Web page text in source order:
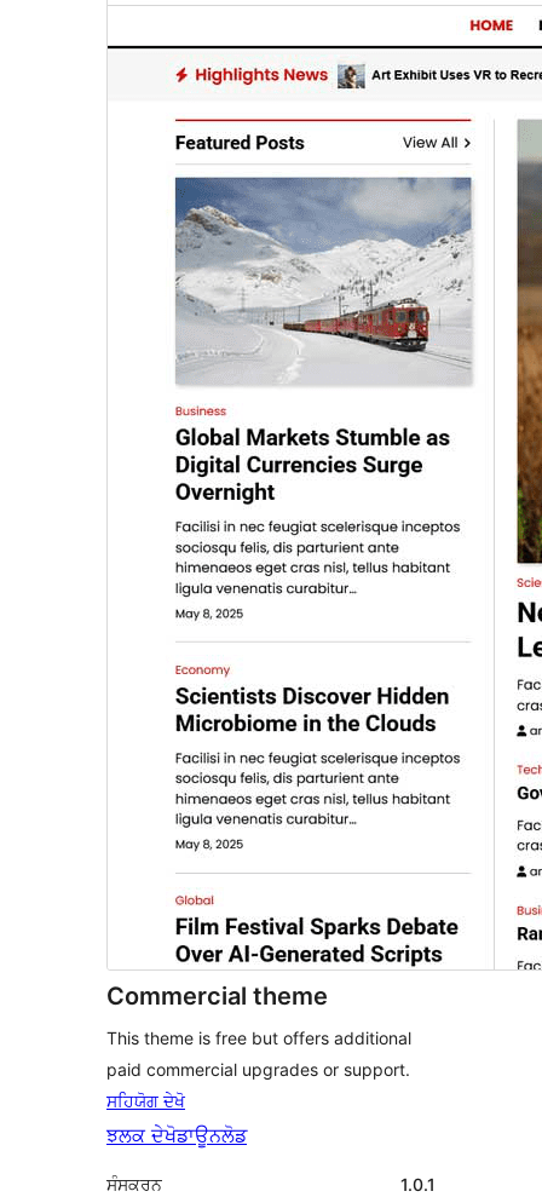
Commercial theme
This theme is free but offers additional
paid commercial upgrades or support.
ਸਹਿਯੋਗ ਦੇਖੋ
ਝਲਕ ਦੇਖੋਡਾਊਨਲੋਡ
ਸੰਸਕਰਨ
1.0.1